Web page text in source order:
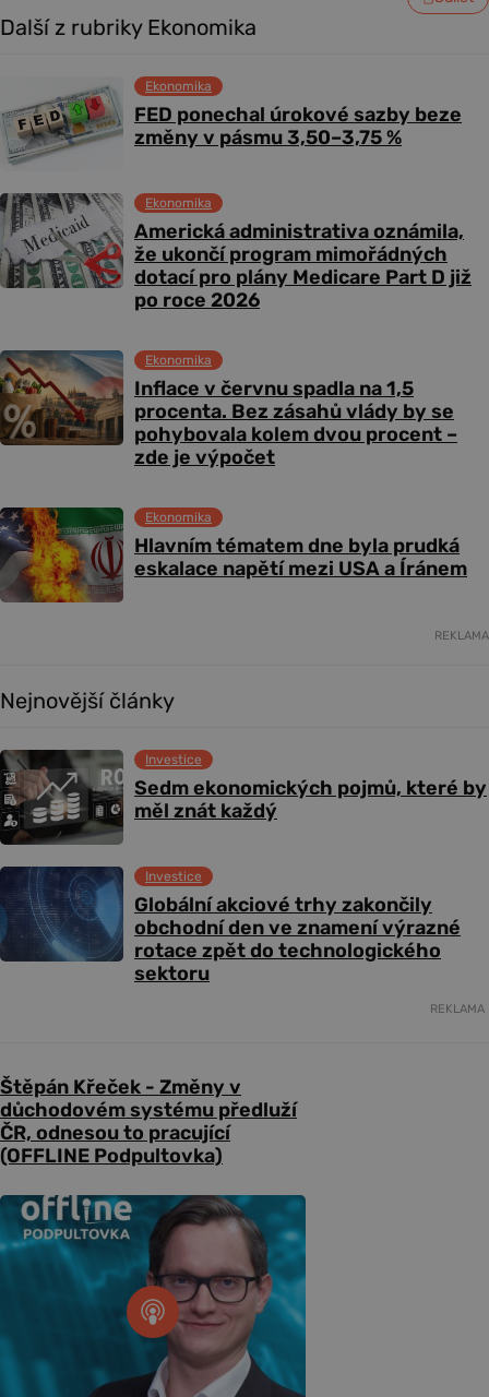
Další z rubriky Ekonomika
FED ponechal úrokové sazby beze
změny v pásmu 3,50–3,75 %
Ekonomika
Americká administrativa oznámila,
že ukončí program mimořádných
dotací pro plány Medicare Part D již
po roce 2026
Ekonomika
Inflace v červnu spadla na 1,5
procenta. Bez zásahů vlády by se
pohybovala kolem dvou procent –
zde je výpočet
Ekonomika
Hlavním tématem dne byla prudká
eskalace napětí mezi USA a Íránem
Ekonomika
REKLAMA
Nejnovější články
Sedm ekonomických pojmů, které by
měl znát každý
Investice
Globální akciové trhy zakončily
obchodní den ve znamení výrazné
rotace zpět do technologického
sektoru
Investice
REKLAMA
Štěpán Křeček - Změny v
důchodovém systému předluží
ČR, odnesou to pracující
(OFFLINE Podpultovka)